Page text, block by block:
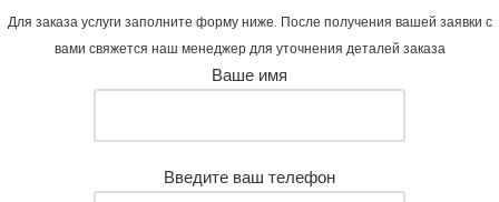
Для заказа услуги заполните форму ниже. После получения вашей заявки с
вами свяжется наш менеджер для уточнения деталей заказа
Ваше имя
Введите ваш телефон